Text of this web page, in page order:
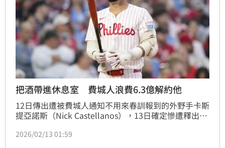
把酒帶進休息室 費城人浪費6.3億解約他
12日傳出遭被費城人通知不用來春訓報到的外野手卡斯
提亞諾斯（Nick Castellanos），13日確定慘遭釋出，
斯提亞諾斯稍後也在個人社群發文，特別針對去年6月
2026/02/13 01:59